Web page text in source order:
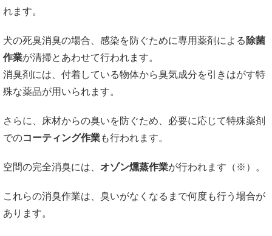
れます。
犬の死臭消臭の場合、感染を防ぐために専用薬剤による 除菌
作業が清掃とあわせて行われます。
消臭剤には、付着している物体から臭気成分を引きはがす特
殊な薬品が用いられます。
さらに、床材からの臭いを防ぐため、必要に応じて特殊薬剤
でのコーティング作業も行われます。
空間の完全消臭には、 オゾン燻蒸作業が行われます（※）。
これらの消臭作業は、臭いがなくなるまで何度も行う場合が
あります。